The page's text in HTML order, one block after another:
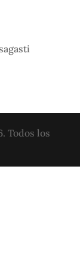
Todos los